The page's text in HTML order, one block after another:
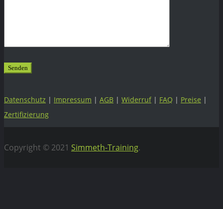
Datenschutz | Impressum | AGB | Widerruf| FAQ | Preise |
Zertifizierung
Copyright © 2021 Simmeth-Training.